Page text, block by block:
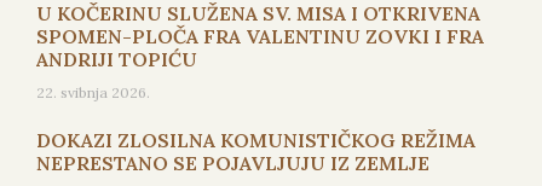
U KOČERINU SLUŽENA SV. MISA I OTKRIVENA
SPOMEN-PLOČA FRA VALENTINU ZOVKI I FRA
ANDRIJI TOPIĆU
22. svibnja 2026.
DOKAZI ZLOSILNA KOMUNISTIČKOG REŽIMA
NEPRESTANO SE POJAVLJUJU IZ ZEMLJE